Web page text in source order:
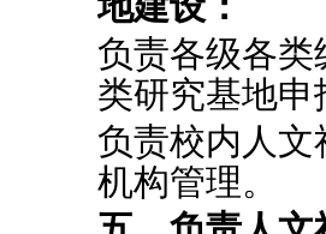
负责各级各
类研究基地申
负责校内人
机构管理。